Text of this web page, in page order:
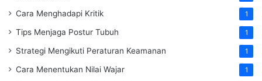
Cara Menghadapi Kritik 1
Tips Menjaga Postur Tubuh 1
Strategi Mengikuti Peraturan Keamanan 1
Cara Menentukan Nilai Wajar 1